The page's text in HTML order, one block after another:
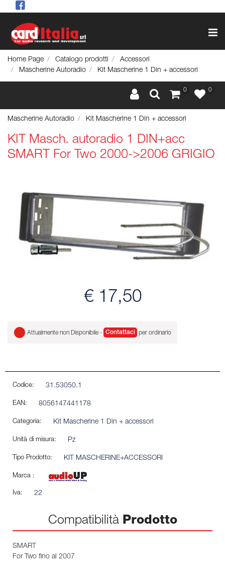
Home Page Catalogo prodotti
Accessori
Mascherine Autoradio
Kit Mascherine 1 Din + accessori
0 0
Mascherine Autoradio Kit Mascherine 1 Din + accessori
KIT Masch. autoradio 1 DIN+acc
SMART For Two 2000->2006 GRIGIO
€ 17,50
Attualmente non Disponibile - Contattaci per ordinarlo
Codice: 31.53050.1
EAN: 8056147441178
Categoria: Kit Mascherine 1 Din + accessori
Unità di misura: Pz
Tipo Prodotto: KIT MASCHERINE+ACCESSORI
Marca :
Iva: 22
Compatibilità Prodotto
SMART
For Two fino al 2007